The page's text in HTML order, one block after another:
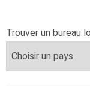
Trouver un bureau